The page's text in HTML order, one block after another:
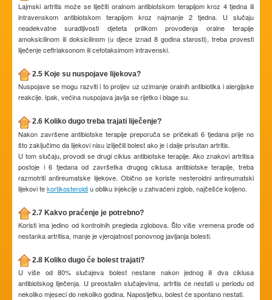
Lajmski artritis može se liječiti oralnom antibiotskom terapijom kroz 4 tjedna ili
intravenskom antibiotskom terapijom kroz najmanje 2 tjedna. U slučaju
neadekvatne suradljivosti djeteta prilikom provođenja oralne terapije
amoksicilinom ili doksicilinom (u djece iznad 8 godina starosti), treba provesti
liječenje ceftriaksonom ili cefotaksimom intravenski.
2.5 Koje su nuspojave lijekova?
Nuspojave se mogu razviti i to proljev uz uzimanje oralnih antibiotika i alergijske
reakcije. Ipak, većina nuspojava javlja se rijetko i blage su.
2.6 Koliko dugo treba trajati liječenje?
Nakon završene antibiotske terapije preporuča se pričekati 6 tjedana prije no
što zaključimo da lijekovi nisu izliječili bolest ako je i dalje prisutan artritis.
U tom slučaju, provodi se drugi ciklus antibiotske terapije. Ako znakovi artritisa
postoje i 6 tjedana od završetka drugog ciklusa antibiotske terapije, treba
razmotriti antireumatske lijekove. Obično se koriste nesteroidni antireumatski
lijekovi tekortikosteroidiu obliku injekcije u zahvaćeni zglob, najčešće koljeno.
2.7 Kakvo praćenje je potrebno?
Koristi ima jedino od kontrolnih pregleda zglobova. Što više vremena prođe od
nestanka artritisa, manje je vjerojatnost ponovnog javljanja bolesti.
2.8 Koliko dugo će bolest trajati?
U više od 80% slučajeva bolest nestane nakon jednog ili dva ciklusa
antibiotskog liječenja. U preostalim slučajevima, artritis će nestati u periodu od
nekoliko mjeseci do nekoliko godina. Naposljetku, bolest će spontano nestati.